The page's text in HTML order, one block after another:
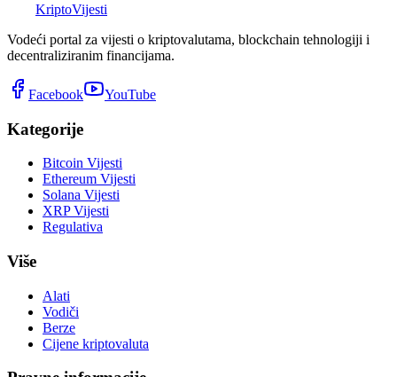
KriptoVijesti
Vodeći portal za vijesti o kriptovalutama, blockchain tehnologiji i
decentraliziranim financijama.
Facebook YouTube
Kategorije
Bitcoin Vijesti
Ethereum Vijesti
Solana Vijesti
XRP Vijesti
Regulativa
Više
Alati
Vodiči
Berze
Cijene kriptovaluta